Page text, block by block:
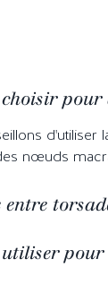
d'utiliser
nœuds
utiliser